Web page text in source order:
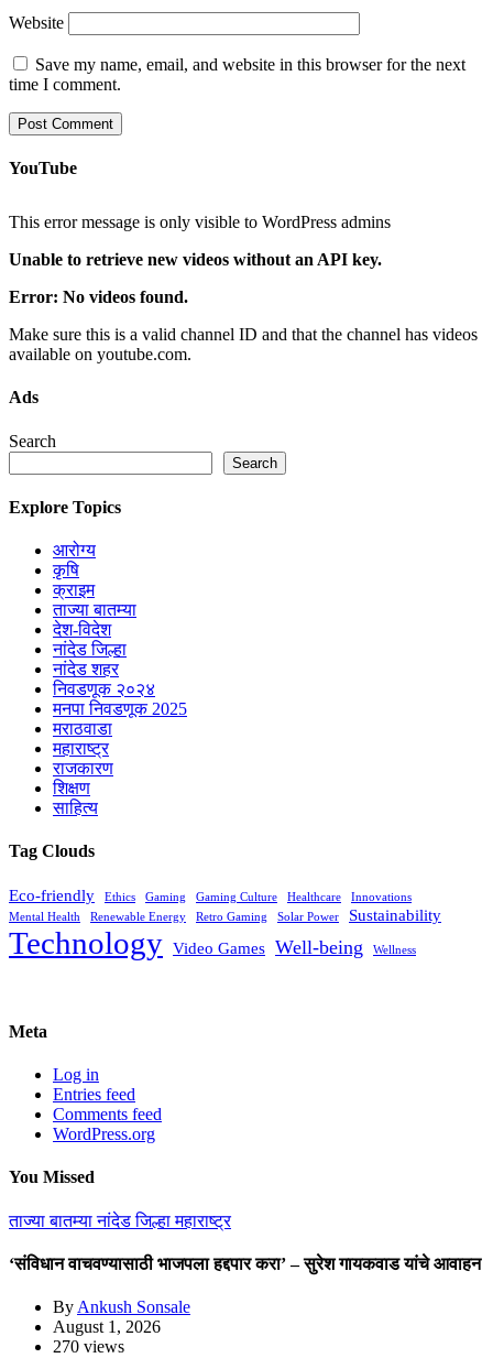
Website
Save my name, email, and website in this browser for the next
time I comment.
YouTube
This error message is only visible to WordPress admins
Unable to retrieve new videos without an API key.
Error: No videos found.
Make sure this is a valid channel ID and that the channel has videos
available on youtube.com.
Ads
Search
Search
Explore Topics
आरोग्य
कृषि
क्राइम
ताज्या बातम्या
देश-विदेश
नांदेड जिल्हा
नांदेड शहर
निवडणूक २०२४
मनपा निवडणूक 2025
मराठवाडा
महाराष्ट्र
राजकारण
शिक्षण
साहित्य
Tag Clouds
Eco-friendly Ethics Gaming Gaming Culture Healthcare
Innovations
Mental Health
Renewable Energy Retro Gaming Solar Power Sustainability
Technology Video Games Well-being Wellness
Meta
Log in
Entries feed
Comments feed
WordPress.org
You Missed
ताज्या बातम्यानांदेड जिल्हामहाराष्ट्र
‘संविधान वाचवण्यासाठी भाजपला हद्दपार करा’ – सुरेश गायकवाड यांचे आवाहन
By Ankush Sonsale
August 1, 2026
270 views